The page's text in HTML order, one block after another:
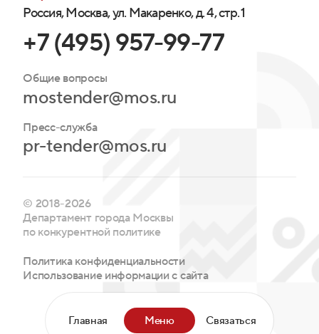
Россия, Москва, ул. Макаренко, д. 4, стр. 1
+7 (495) 957-99-77
Общие вопросы
mostender@mos.ru
Пресс-служба
pr-tender@mos.ru
© 2018-2026
Департамент города Москвы
по конкурентной политике
Политика конфиденциальности
Использование информации с сайта
Главная Меню Связаться